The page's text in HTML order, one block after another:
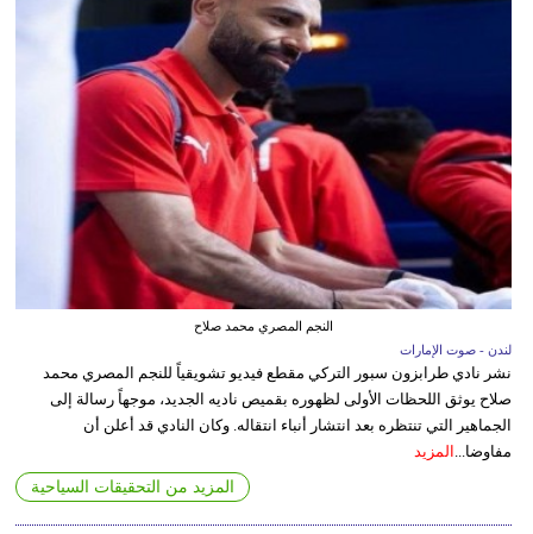
النجم المصري محمد صلاح
لندن - صوت الإمارات
نشر نادي طرابزون سبور التركي مقطع فيديو تشويقياً للنجم المصري محمد
صلاح يوثق اللحظات الأولى لظهوره بقميص ناديه الجديد، موجهاً رسالة إلى
الجماهير التي تنتظره بعد انتشار أنباء انتقاله. وكان النادي قد أعلن أن
مفاوضا... المزيد
المزيد من التحقيقات السياحية